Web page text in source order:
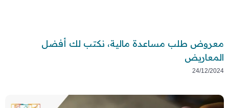
معروض طلب مساعدة مالية، نكتب لك أفضل
المعاريض
24/12/2024